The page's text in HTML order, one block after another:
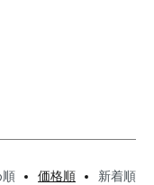
順 価格順 新着順